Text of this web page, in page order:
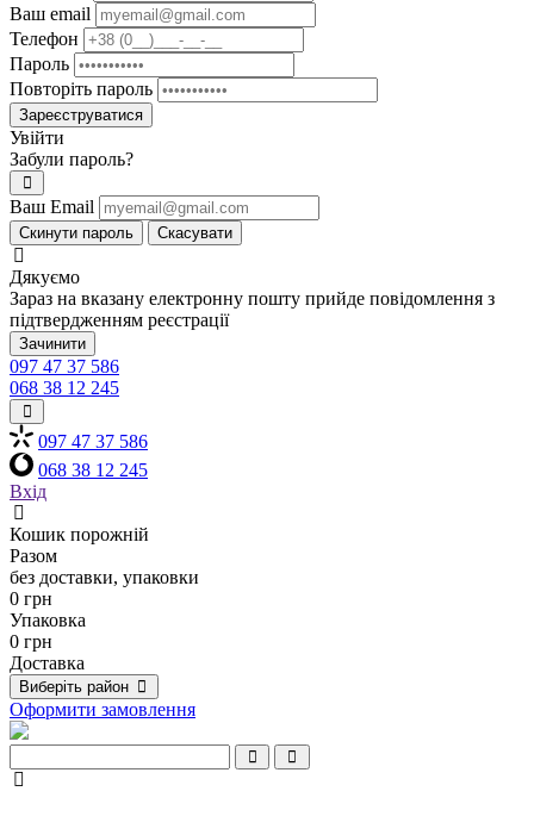
Ваш email
Телефон
Пароль
Повторіть пароль
Зареєструватися
Увійти
Забули пароль?
Ваш Email
Скинути пароль Скасувати
Дякуємо
Зараз на вказану електронну пошту прийде повідомлення з
підтвердженням реєстрації
Зачинити
097 47 37 586
068 38 12 245
097 47 37 586
068 38 12 245
Вхід
Кошик порожній
Разом
без доставки, упаковки
0 грн
Упаковка
0 грн
Доставка
Виберіть район
Оформити замовлення